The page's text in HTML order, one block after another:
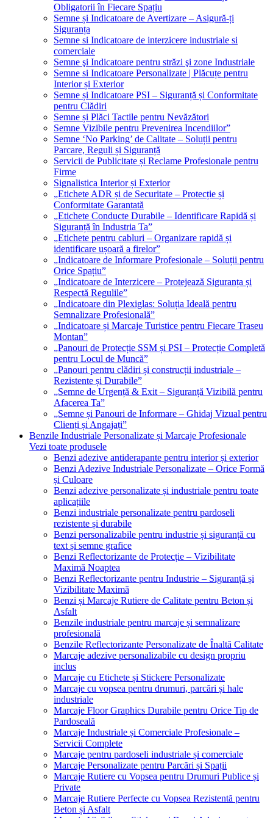
Obligatorii în Fiecare Spațiu
Semne și Indicatoare de Avertizare – Asigură-ți
Siguranța
Semne si Indicatoare de interzicere industriale si
comerciale
Semne şi Indicatoare pentru străzi şi zone Industriale
Semne si Indicatoare Personalizate | Plăcuțe pentru
Interior și Exterior
Semne și Indicatoare PSI – Siguranță și Conformitate
pentru Clădiri
Semne și Plăci Tactile pentru Nevăzători
Semne Vizibile pentru Prevenirea Incendiilor”
Semne ‘No Parking’ de Calitate – Soluții pentru
Parcare, Reguli și Siguranță
Servicii de Publicitate și Reclame Profesionale pentru
Firme
Signalistica Interior și Exterior
„Etichete ADR și de Securitate – Protecție și
Conformitate Garantată
„Etichete Conducte Durabile – Identificare Rapidă și
Siguranță în Industria Ta”
„Etichete pentru cabluri – Organizare rapidă și
identificare ușoară a firelor”
„Indicatoare de Informare Profesionale – Soluții pentru
Orice Spațiu”
„Indicatoare de Interzicere – Protejează Siguranța și
Respectă Regulile”
„Indicatoare din Plexiglas: Soluția Ideală pentru
Semnalizare Profesională”
„Indicatoare și Marcaje Turistice pentru Fiecare Traseu
Montan”
„Panouri de Protecție SSM și PSI – Protecție Completă
pentru Locul de Muncă”
„Panouri pentru clădiri și construcții industriale –
Rezistente și Durabile”
„Semne de Urgență & Exit – Siguranță Vizibilă pentru
Afacerea Ta”
„Semne și Panouri de Informare – Ghidaj Vizual pentru
Clienți și Angajați”
Benzile Industriale Personalizate și Marcaje Profesionale
Vezi toate produsele
Benzi adezive antiderapante pentru interior și exterior
Benzi Adezive Industriale Personalizate – Orice Formă
și Culoare
Benzi adezive personalizate și industriale pentru toate
aplicațiile
Benzi industriale personalizate pentru pardoseli
rezistente și durabile
Benzi personalizabile pentru industrie și siguranță cu
text și semne grafice
Benzi Reflectorizante de Protecție – Vizibilitate
Maximă Noaptea
Benzi Reflectorizante pentru Industrie – Siguranță și
Vizibilitate Maximă
Benzi și Marcaje Rutiere de Calitate pentru Beton și
Asfalt
Benzile industriale pentru marcaje și semnalizare
profesională
Benzile Reflectorizante Personalizate de Înaltă Calitate
Marcaje adezive personalizabile cu design propriu
inclus
Marcaje cu Etichete și Stickere Personalizate
Marcaje cu vopsea pentru drumuri, parcări și hale
industriale
Marcaje Floor Graphics Durabile pentru Orice Tip de
Pardoseală
Marcaje Industriale și Comerciale Profesionale –
Servicii Complete
Marcaje pentru pardoseli industriale și comerciale
Marcaje Personalizate pentru Parcări și Spații
Marcaje Rutiere cu Vopsea pentru Drumuri Publice și
Private
Marcaje Rutiere Perfecte cu Vopsea Rezistentă pentru
Beton și Asfalt